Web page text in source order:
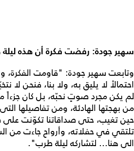
سهير جودة: رفضت فكرة أن هذه ليلة
وتابعت سهير جودة: "قاومت الفكرة،
احتمالاً لا يليق به، ولا بنا، فنحن لا
لم يكن مجرد صوتٍ نحبّه، بل كان جزءاً
من بهجتها الهادئة، ومن تفاصيلها
حين تغيب، حتى صداقاتنا تكوّنت
تلتقي في حفلاته، وأرواح جاءت من
الى هنا... لتشاركه ليلة طرب".